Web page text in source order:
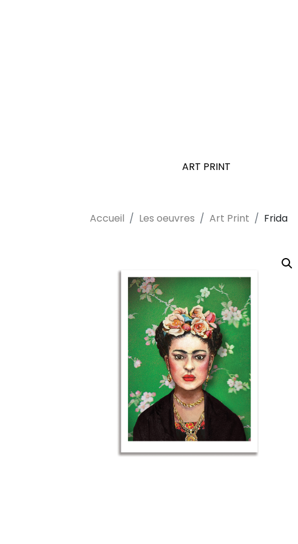
ART PRINT
Accueil Les oeuvres Art Print Frida